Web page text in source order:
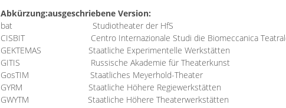
Abkürzung:ausgeschriebene Version:
bat
Studiotheater der HfS
CISBIT
Centro Internazionale Studi die Biomeccanica
GEKTEMAS
Staatliche Experimentelle Werkstätten
GITIS
Russische Akademie für Theaterkunst
GosTIM
Staatliches Meyerhold-Theater
GYRM
Staatliche Höhere Regiewerkstätten
GWYTM
Staatliche Höhere Theaterwerkstätten